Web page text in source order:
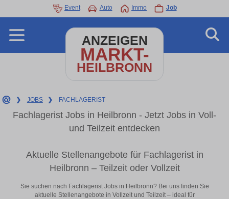
Event Auto Immo Job
ANZEIGEN
MARKT-
HEILBRONN
❯ JOBS ❯ FACHLAGERIST
Fachlagerist Jobs in Heilbronn - Jetzt Jobs in Voll-
und Teilzeit entdecken
Aktuelle Stellenangebote für Fachlagerist in
Heilbronn – Teilzeit oder Vollzeit
Sie suchen nach Fachlagerist Jobs in Heilbronn? Bei uns finden Sie
aktuelle Stellenangebote in Vollzeit und Teilzeit – ideal für